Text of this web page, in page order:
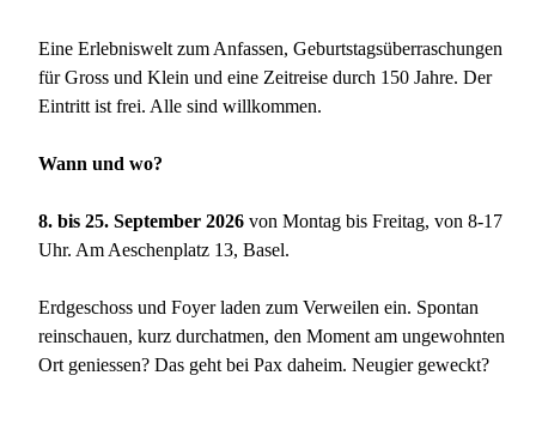
Eine Erlebniswelt zum Anfassen, Geburtstagsüberraschungen
für Gross und Klein und eine Zeitreise durch 150 Jahre. Der
Eintritt ist frei. Alle sind willkommen.
Wann und wo?
8. bis 25. September 2026 von Montag bis Freitag, von 8-17
Uhr. Am Aeschenplatz 13, Basel.
Erdgeschoss und Foyer laden zum Verweilen ein. Spontan
reinschauen, kurz durchatmen, den Moment am ungewohnten
Ort geniessen? Das geht bei Pax daheim. Neugier geweckt?